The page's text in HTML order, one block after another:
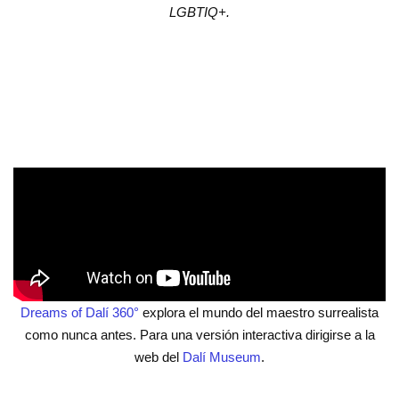
LGBTIQ+.
Dreams of Dalí 360° explora el mundo del maestro surrealista
como nunca antes. Para una versión interactiva dirigirse a la
web del Dalí Museum.